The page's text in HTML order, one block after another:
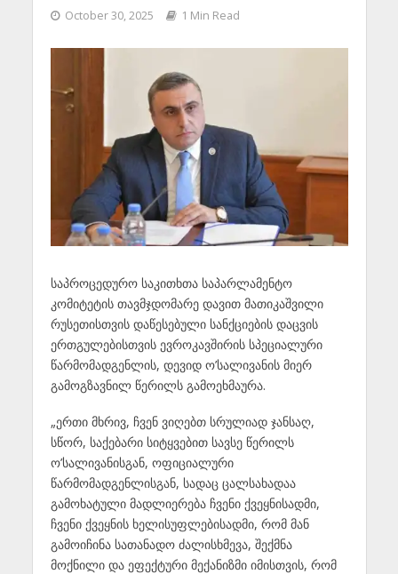
October 30, 2025 1 Min Read
საპროცედურო საკითხთა საპარლამენტო
კომიტეტის თავმჯდომარე დავით მათიკაშვილი
რუსეთისთვის დაწესებული სანქციების დაცვის
ერთგულებისთვის ევროკავშირის სპეციალური
წარმომადგენლის, დევიდ ო’სალივანის მიერ
გამოგზავნილ წერილს გამოეხმაურა.
„ერთი მხრივ, ჩვენ ვიღებთ სრულიად ჯანსაღ,
სწორ, საქებარი სიტყვებით სავსე წერილს
ო’სალივანისგან, ოფიციალური
წარმომადგენლისგან, სადაც ცალსახადაა
გამოხატული მადლიერება ჩვენი ქვეყნისადმი,
ჩვენი ქვეყნის ხელისუფლებისადმი, რომ მან
გამოიჩინა სათანადო ძალისხმევა, შექმნა
მოქნილი და ეფექტური მექანიზმი იმისთვის, რომ